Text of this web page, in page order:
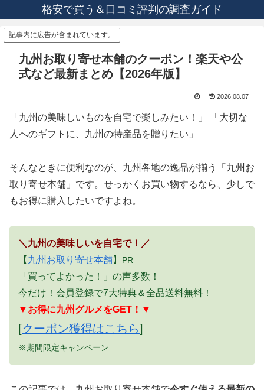
格安で買う＆口コミ評判の調査ガイド
記事内に広告が含まれています。
九州お取り寄せ本舗のクーポン！楽天や公
式など最新まとめ【2026年版】
2026.08.07
「九州の美味しいものを自宅で楽しみたい！」 「大切な
人へのギフトに、九州の特産品を贈りたい」
そんなときに便利なのが、九州各地の逸品が揃う「九州お
取り寄せ本舗」です。せっかくお買い物するなら、少しで
もお得に購入したいですよね。
＼九州の美味しいを自宅で！／
【 九州お取り寄せ本舗】 PR
「買ってよかった！」の声多数！
今だけ！会員登録で7大特典＆全品送料無料！
▼お得に九州グルメをGET！▼
[クーポン獲得はこちら]
※期間限定キャンペーン